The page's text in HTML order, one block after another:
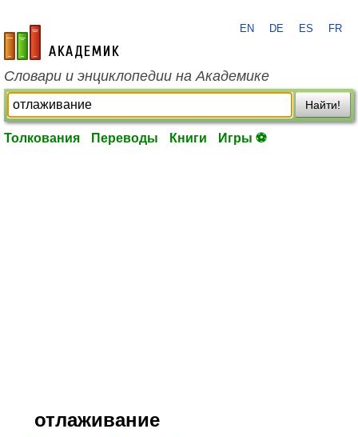
academic.ru
EN DE ES FR
Словари и энциклопедии на Академике
Найти!
Толкования Переводы Книги Игры ⚽
отлаживание